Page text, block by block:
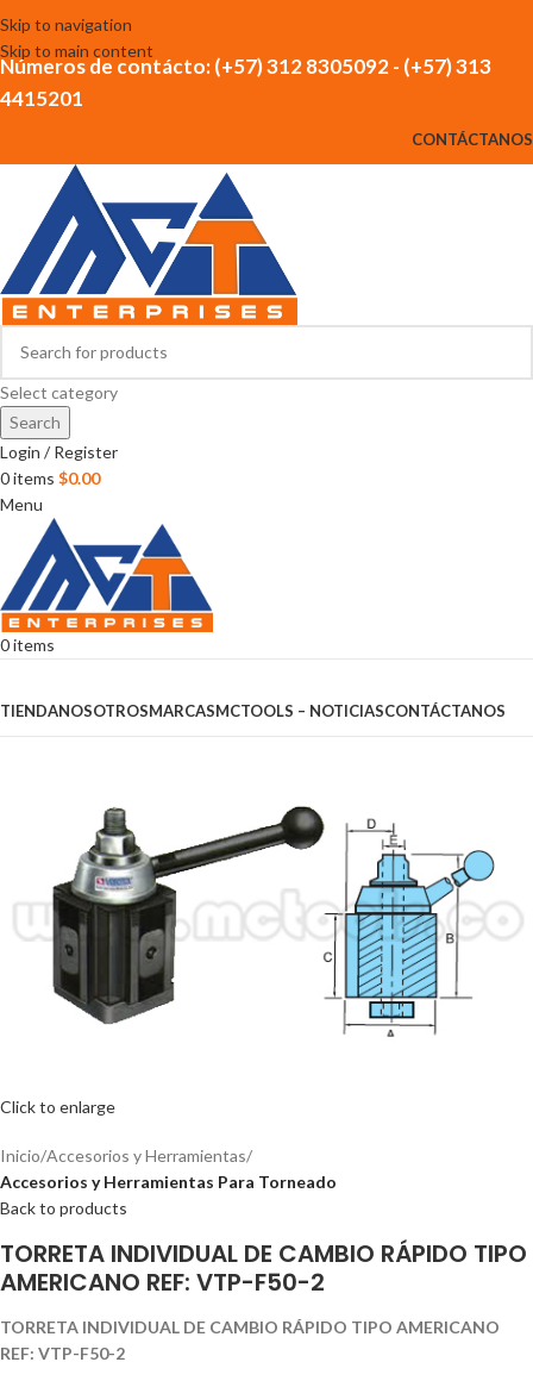
Skip to navigation
Skip to main content
Números de contácto: (+57) 312 8305092 - (+57) 313
4415201
CONTÁCTANOS
Select category
Search
Login / Register
0items $0.00
Menu
0items
TIENDANOSOTROSMARCASMCTOOLS – NOTICIASCONTÁCTANOS
Click to enlarge
Inicio Accesorios y Herramientas
Accesorios y Herramientas Para Torneado
Back to products
TORRETA INDIVIDUAL DE CAMBIO RÁPIDO TIPO
AMERICANO REF: VTP-F50-2
TORRETA INDIVIDUAL DE CAMBIO RÁPIDO TIPO AMERICANO
REF: VTP-F50-2